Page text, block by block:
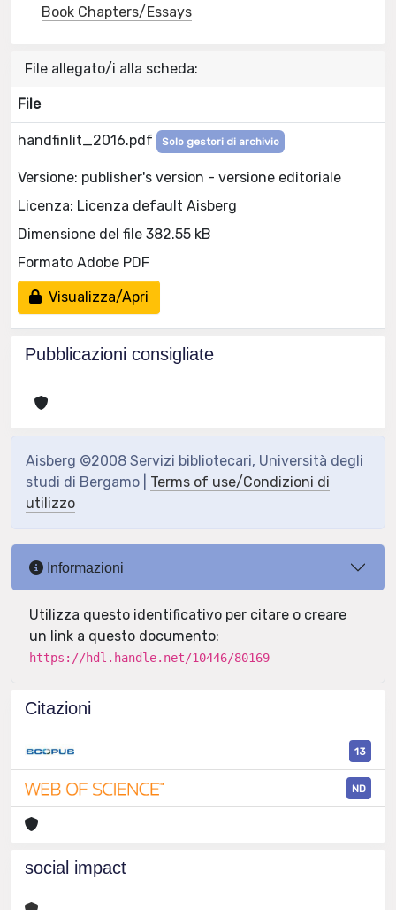
Book Chapters/Essays
File allegato/i alla scheda:
File
handfinlit_2016.pdf Solo gestori di archivio
Versione: publisher's version - versione editoriale
Licenza: Licenza default Aisberg
Dimensione del file 382.55 kB
Formato Adobe PDF
Visualizza/Apri
Pubblicazioni consigliate
Aisberg ©2008 Servizi bibliotecari, Università degli
studi di Bergamo | Terms of use/Condizioni di
utilizzo
Informazioni
Utilizza questo identificativo per citare o creare
un link a questo documento:
https://hdl.handle.net/10446/80169
Citazioni
13
ND
social impact